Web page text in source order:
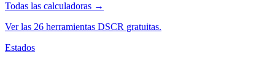
Todas las calculadoras →
Ver las 26 herramientas DSCR gratuitas.
Estados